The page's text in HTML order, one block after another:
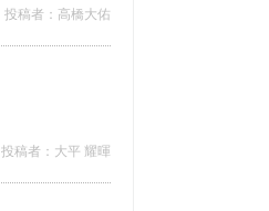
投稿者：高橋大佑
投稿者：大平 耀暉